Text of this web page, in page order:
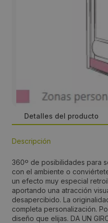
Detalles del producto
Descripción
360º de posibilidades para
con el ambiente o
un efecto muy especial
aportando una atracción
desapercibido. La
completa personalización.
diseño que elijas. DA UN
Mª Carmen Rodríguez
Dirección:
Buenos Aires, 1 Naves 6 y